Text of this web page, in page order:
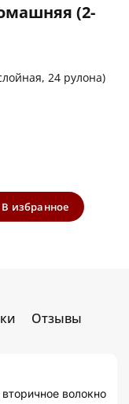
(2-
24 рулона)
В избранное
Отзывы
волокно